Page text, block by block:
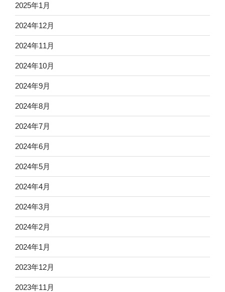
2025年1月
2024年12月
2024年11月
2024年10月
2024年9月
2024年8月
2024年7月
2024年6月
2024年5月
2024年4月
2024年3月
2024年2月
2024年1月
2023年12月
2023年11月